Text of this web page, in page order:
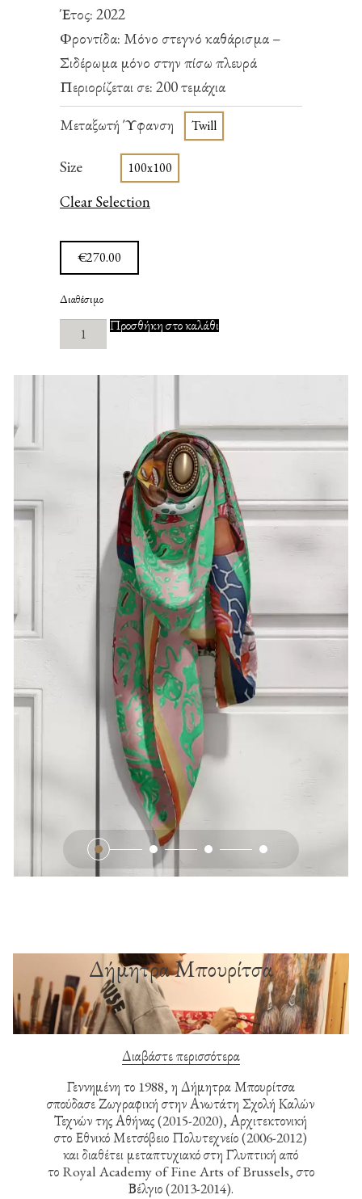
Έτος: 2022
Φροντίδα: Μόνο στεγνό καθάρισμα –
Σιδέρωμα μόνο στην πίσω πλευρά
Περιορίζεται σε: 200 τεμάχια
Μεταξωτή Ύφανση
Twill
Size 100x100
Clear Selection
€270.00
Διαθέσιμο
The
Party
ποσότητα
Προσθήκη στο καλάθι
Δήμητρα Μπουρίτσα
Διαβάστε περισσότερα
Γεννημένη το 1988, η Δήμητρα Μπουρίτσα
σπούδασε Ζωγραφική στην Ανωτάτη Σχολή Καλών
Τεχνών της Αθήνας (2015-2020), Αρχιτεκτονική
στο Εθνικό Μετσόβειο Πολυτεχνείο (2006-2012)
και διαθέτει μεταπτυχιακό στη Γλυπτική από
το Royal Academy of Fine Arts of Brussels, στο
Βέλγιο (2013-2014).